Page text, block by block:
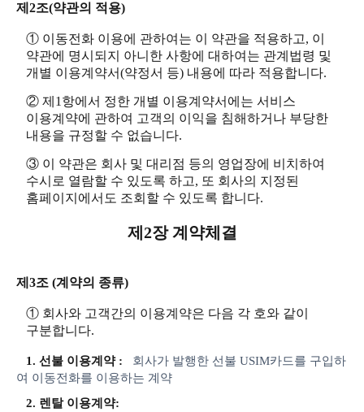
제2조(약관의 적용)
① 이동전화 이용에 관하여는 이 약관을 적용하고, 이
약관에 명시되지 아니한 사항에 대하여는 관계법령 및
개별 이용계약서(약정서 등) 내용에 따라 적용합니다.
② 제1항에서 정한 개별 이용계약서에는 서비스
이용계약에 관하여 고객의 이익을 침해하거나 부당한
내용을 규정할 수 없습니다.
③ 이 약관은 회사 및 대리점 등의 영업장에 비치하여
수시로 열람할 수 있도록 하고, 또 회사의 지정된
홈페이지에서도 조회할 수 있도록 합니다.
제2장 계약체결
제3조 (계약의 종류)
① 회사와 고객간의 이용계약은 다음 각 호와 같이
구분합니다.
1. 선불 이용계약 :
회사가 발행한 선불 USIM카드를 구입하
여 이동전화를 이용하는 계약
2. 렌탈 이용계약: